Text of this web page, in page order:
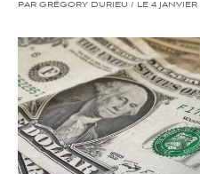
PAR GRÉGORY DURIEU / LE 4